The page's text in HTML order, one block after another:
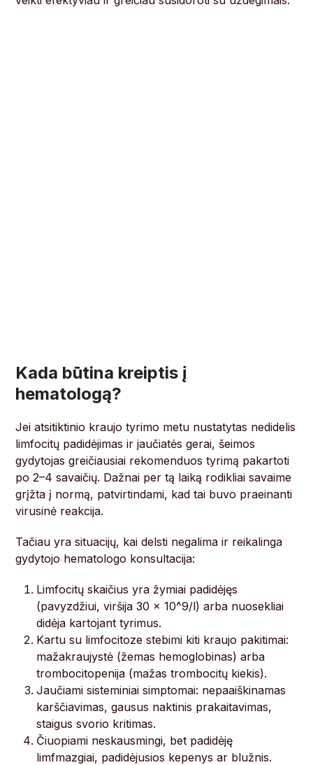
Kada būtina kreiptis į
hematologą?
Jei atsitiktinio kraujo tyrimo metu nustatytas nedidelis
limfocitų padidėjimas ir jaučiatės gerai, šeimos
gydytojas greičiausiai rekomenduos tyrimą pakartoti
po 2–4 savaičių. Dažnai per tą laiką rodikliai savaime
grįžta į normą, patvirtindami, kad tai buvo praeinanti
virusinė reakcija.
Tačiau yra situacijų, kai delsti negalima ir reikalinga
gydytojo hematologo konsultacija:
Limfocitų skaičius yra žymiai padidėjęs
(pavyzdžiui, viršija 30 x 10^9/l) arba nuosekliai
didėja kartojant tyrimus.
Kartu su limfocitoze stebimi kiti kraujo pakitimai:
mažakraujystė (žemas hemoglobinas) arba
trombocitopenija (mažas trombocitų kiekis).
Jaučiami sisteminiai simptomai: nepaaiškinamas
karščiavimas, gausus naktinis prakaitavimas,
staigus svorio kritimas.
Čiuopiami neskausmingi, bet padidėję
limfmazgiai, padidėjusios kepenys ar blužnis.